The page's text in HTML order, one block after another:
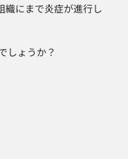
織にまで炎症が進行し
しょうか？